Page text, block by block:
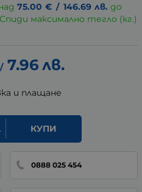
75.00 € / 146.69 лв. до
максимално тегло (кг.)
/ 7.96 лв.
и плащане
КУПИ
0888 025 454